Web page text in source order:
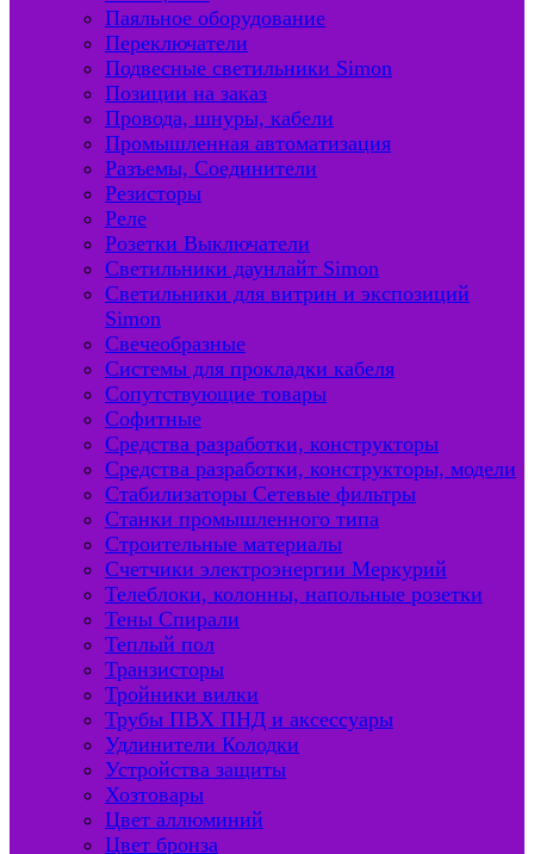
Паяльное оборудование
Переключатели
Подвесные светильники Simon
Позиции на заказ
Провода, шнуры, кабели
Промышленная автоматизация
Разъемы, Соединители
Резисторы
Реле
Розетки Выключатели
Светильники даунлайт Simon
Светильники для витрин и экспозиций
Simon
Свечеобразные
Системы для прокладки кабеля
Сопутствующие товары
Софитные
Средства разработки, конструкторы
Средства разработки, конструкторы, модели
Стабилизаторы Сетевые фильтры
Станки промышленного типа
Строительные материалы
Счетчики электроэнергии Меркурий
Телеблоки, колонны, напольные розетки
Тены Спирали
Теплый пол
Транзисторы
Тройники вилки
Трубы ПВХ ПНД и аксессуары
Удлинители Колодки
Устройства защиты
Хозтовары
Цвет аллюминий
Цвет бронза